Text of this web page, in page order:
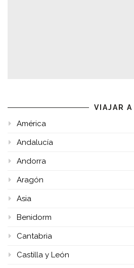
VIAJAR A
América
Andalucía
Andorra
Aragón
Asia
Benidorm
Cantabria
Castilla y León